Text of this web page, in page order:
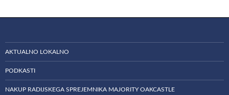
AKTUALNO LOKALNO
PODKASTI
NAKUP RADIJSKEGA SPREJEMNIKA MAJORITY OAKCASTLE